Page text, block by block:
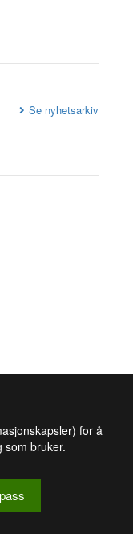
Se nyhetsarkiv
for å
som bruker.